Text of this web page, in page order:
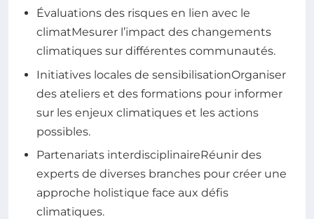
Évaluations des risques en lien avec le
climatMesurer l’impact des changements
climatiques sur différentes communautés.
Initiatives locales de sensibilisationOrganiser
des ateliers et des formations pour informer
sur les enjeux climatiques et les actions
possibles.
Partenariats interdisciplinaireRéunir des
experts de diverses branches pour créer une
approche holistique face aux défis
climatiques.